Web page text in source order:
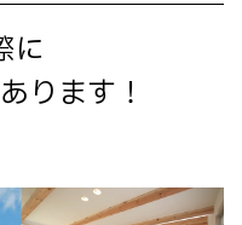
に
ります！